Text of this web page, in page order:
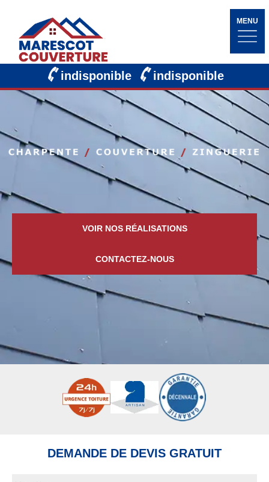
MENU
indisponible indisponible
VOIR NOS RÉALISATIONS
CONTACTEZ-NOUS
DEMANDE DE DEVIS GRATUIT